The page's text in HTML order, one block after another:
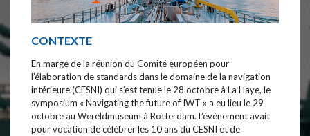
CONTEXTE
En marge de la réunion du Comité européen pour
l’élaboration de standards dans le domaine de la navigation
intérieure (CESNI) qui s’est tenue le 28 octobre à La Haye, le
symposium « Navigating the future of IWT » a eu lieu le 29
octobre au Wereldmuseum à Rotterdam. L’évènement avait
pour vocation de célébrer les 10 ans du CESNI et de